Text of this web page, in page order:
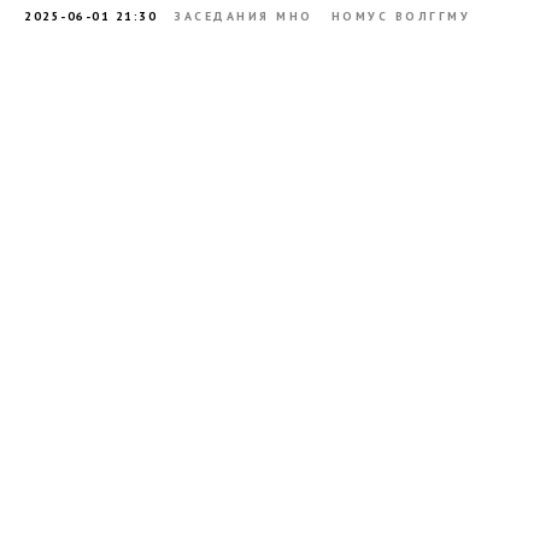
2025-06-01 21:30 ЗАСЕДАНИЯ МНО НОМУС ВОЛГГМУ